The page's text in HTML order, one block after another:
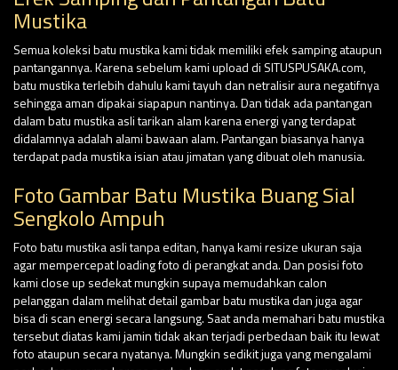
Mustika
Semua koleksi batu mustika kami tidak memiliki efek samping ataupun
pantangannya. Karena sebelum kami upload di SITUSPUSAKA.com,
batu mustika terlebih dahulu kami tayuh dan netralisir aura negatifnya
sehingga aman dipakai siapapun nantinya. Dan tidak ada pantangan
dalam batu mustika asli tarikan alam karena energi yang terdapat
didalamnya adalah alami bawaan alam. Pantangan biasanya hanya
terdapat pada mustika isian atau jimatan yang dibuat oleh manusia.
Foto Gambar Batu Mustika Buang Sial
Sengkolo Ampuh
Foto batu mustika asli tanpa editan, hanya kami resize ukuran saja
agar mempercepat loading foto di perangkat anda. Dan posisi foto
kami close up sedekat mungkin supaya memudahkan calon
pelanggan dalam melihat detail gambar batu mustika dan juga agar
bisa di scan energi secara langsung. Saat anda memahari batu mustika
tersebut diatas kami jamin tidak akan terjadi perbedaan baik itu lewat
foto ataupun secara nyatanya. Mungkin sedikit juga yang mengalami